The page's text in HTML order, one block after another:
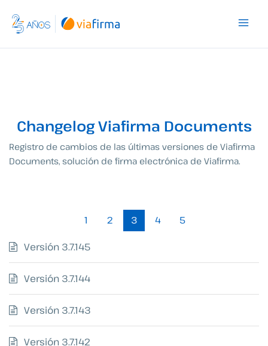
contenido
Changelog Viafirma Documents
Registro de cambios de las últimas versiones de Viafirma
Documents, solución de firma electrónica de Viafirma.
1 2 3 4 5
Versión 3.7.145
Versión 3.7.144
Versión 3.7.143
Versión 3.7.142